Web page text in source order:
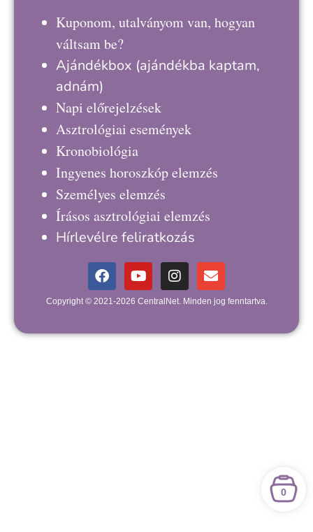
Kuponom, utalványom van, hogyan
váltsam be?
Ajándékbox (ajándékba kaptam,
adnám)
Napi előrejelzések
Asztrológiai események
Kronobiológia
Ingyenes horoszkóp elemzés
Személyes elemzés
Írásos asztrológiai elemzés
Hírlevélre feliratkozás
Copyright © 2021-2026 CentralNet. Minden jog fenntartva.
0